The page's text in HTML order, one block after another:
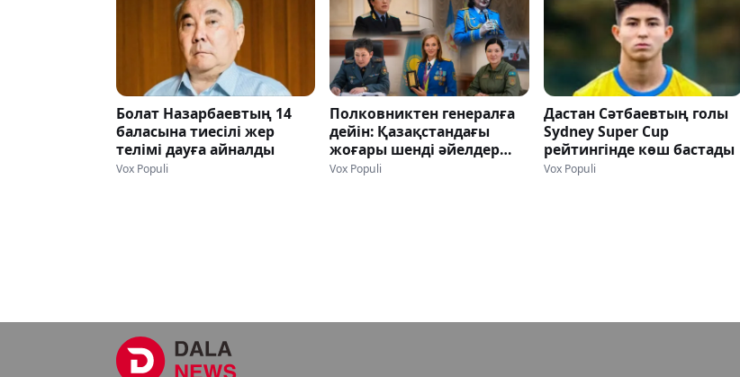
Болат Назарбаевтың 14
баласына тиесілі жер
телімі дауға айналды
Vox Populi
Полковниктен генералға
дейін: Қазақстандағы
жоғары шенді әйелдер
кімдер?
Vox Populi
Дастан Сәтбаевтың голы
Sydney Super Cup
рейтингінде көш бастады
Vox Populi